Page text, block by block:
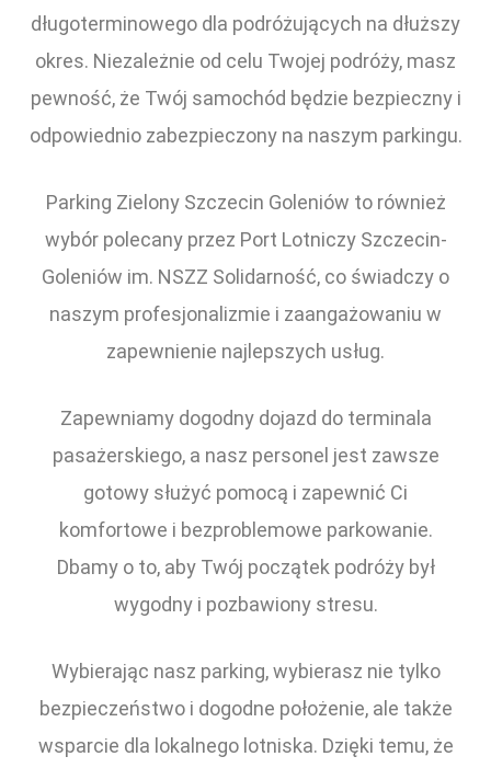
długoterminowego dla podróżujących na dłuższy
okres. Niezależnie od celu Twojej podróży, masz
pewność, że Twój samochód będzie bezpieczny i
odpowiednio zabezpieczony na naszym parkingu.
Parking Zielony Szczecin Goleniów to również
wybór polecany przez Port Lotniczy Szczecin-
Goleniów im. NSZZ Solidarność, co świadczy o
naszym profesjonalizmie i zaangażowaniu w
zapewnienie najlepszych usług.
Zapewniamy dogodny dojazd do terminala
pasażerskiego, a nasz personel jest zawsze
gotowy służyć pomocą i zapewnić Ci
komfortowe i bezproblemowe parkowanie.
Dbamy o to, aby Twój początek podróży był
wygodny i pozbawiony stresu.
Wybierając nasz parking, wybierasz nie tylko
bezpieczeństwo i dogodne położenie, ale także
wsparcie dla lokalnego lotniska. Dzięki temu, że